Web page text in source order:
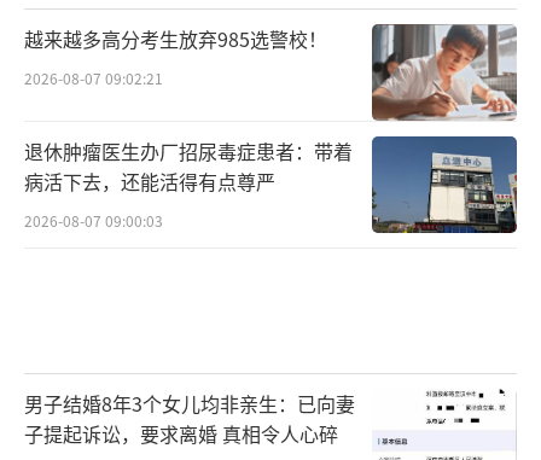
越来越多高分考生放弃985选警校！
2026-08-07 09:02:21
退休肿瘤医生办厂招尿毒症患者：带着
病活下去，还能活得有点尊严
2026-08-07 09:00:03
男子结婚8年3个女儿均非亲生：已向妻
子提起诉讼，要求离婚 真相令人心碎